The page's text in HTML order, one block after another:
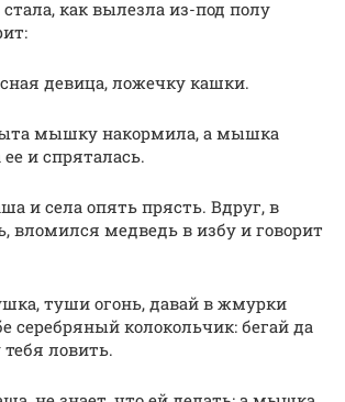
как вылезла из-под полу
девица, ложечку кашки.
мышку накормила, а мышка
и спряталась.
и села опять прясть. Вдруг, в
вломился медведь в избу и говорит
туши огонь, давай в жмурки
серебряный колокольчик: бегай да
ловить.